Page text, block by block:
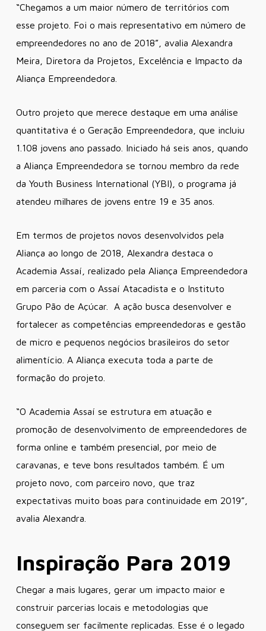
“Chegamos a um maior número de territórios com
esse projeto. Foi o mais representativo em número de
empreendedores no ano de 2018”, avalia Alexandra
Meira, Diretora da Projetos, Excelência e Impacto da
Aliança Empreendedora.
Outro projeto que merece destaque em uma análise
quantitativa é o Geração Empreendedora, que incluiu
1.108 jovens ano passado. Iniciado há seis anos, quando
a Aliança Empreendedora se tornou membro da rede
da Youth Business International (YBI), o programa já
atendeu milhares de jovens entre 19 e 35 anos.
Em termos de projetos novos desenvolvidos pela
Aliança ao longo de 2018, Alexandra destaca o
Academia Assaí, realizado pela Aliança Empreendedora
em parceria com o Assaí Atacadista e o Instituto
Grupo Pão de Açúcar. A ação busca desenvolver e
fortalecer as competências empreendedoras e gestão
de micro e pequenos negócios brasileiros do setor
alimentício. A Aliança executa toda a parte de
formação do projeto.
“O Academia Assaí se estrutura em atuação e
promoção de desenvolvimento de empreendedores de
forma online e também presencial, por meio de
caravanas, e teve bons resultados também. É um
projeto novo, com parceiro novo, que traz
expectativas muito boas para continuidade em 2019”,
avalia Alexandra.
Inspiração Para 2019
Chegar a mais lugares, gerar um impacto maior e
construir parcerias locais e metodologias que
conseguem ser facilmente replicadas. Esse é o legado